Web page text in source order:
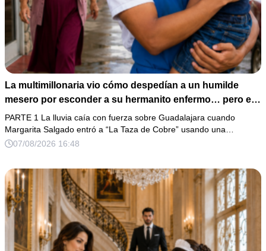
La multimillonaria vio cómo despedían a un humilde
mesero por esconder a su hermanito enfermo… pero el
verdadero escándalo estaba a punto de estallar.
PARTE 1 La lluvia caía con fuerza sobre Guadalajara cuando
Margarita Salgado entró a “La Taza de Cobre” usando una…
07/08/2026 16:48